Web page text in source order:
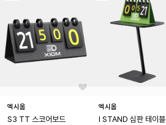
엑시옴
S3 TT 스코어보드
엑시옴
I STAND 심판 테이블